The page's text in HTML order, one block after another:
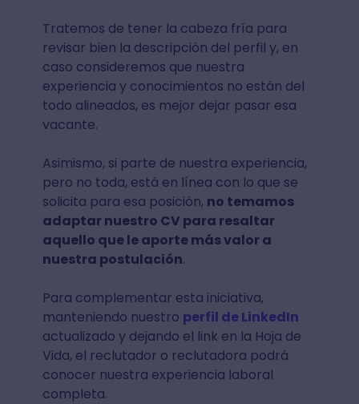
Tratemos de tener la cabeza fría para
revisar bien la descripción del perfil y, en
caso consideremos que nuestra
experiencia y conocimientos no están del
todo alineados, es mejor dejar pasar esa
vacante.
Asimismo, si parte de nuestra experiencia,
pero no toda, está en línea con lo que se
solicita para esa posición, no temamos
adaptar nuestro CV para resaltar
aquello que le aporte más valor a
nuestra postulación.
Para complementar esta iniciativa,
manteniendo nuestro perfil de LinkedIn
actualizado y dejando el link en la Hoja de
Vida, el reclutador o reclutadora podrá
conocer nuestra experiencia laboral
completa.